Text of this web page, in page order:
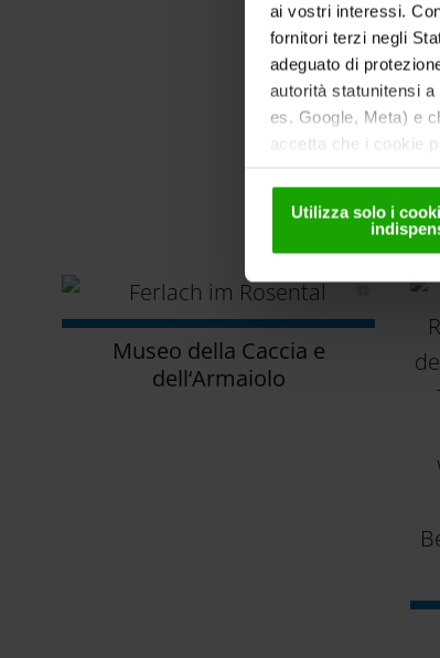
ai vostri interessi.
fornitori terzi negli
adeguato di
autorità statunitensi
es. Google, Meta) e
accetta che i cookie
Utilizza solo i
Le
Museo della Caccia e
dell‘Armaiolo